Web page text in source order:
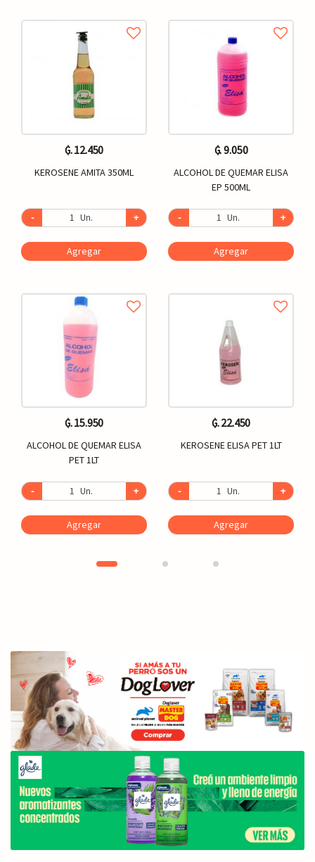
₲. 12.450
KEROSENE AMITA 350ML
- Un. +
Agregar
₲. 15.950
ALCOHOL DE QUEMAR ELISA
PET 1LT
- Un. +
Agregar
₲. 9.050
ALCOHOL DE QUEMAR ELISA
EP 500ML
- Un. +
Agregar
₲. 22.450
KEROSENE ELISA PET 1LT
- Un. +
Agregar